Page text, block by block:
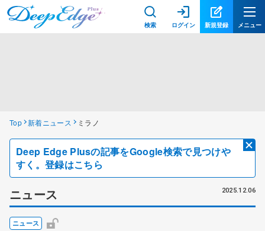
検索 ログイン 新規登録 メニュー
Top 新着ニュース ミラノ
Deep Edge Plusの記事をGoogle検索で見つけや
すく。登録はこちら
ニュース 2025.12.06
ニュース